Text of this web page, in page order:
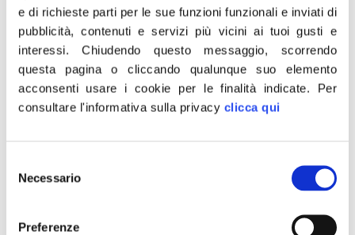
e di richieste parti per le sue funzioni funzionali e inviati di
pubblicità, contenuti e servizi più vicini ai tuoi gusti e
interessi.Chiudendo questo messaggio, scorrendo
questa pagina o cliccando qualunque suo elemento
acconsenti usare i cookie per le finalità indicate. Per
consultare l'informativa sulla privacy clicca qui
delNecessario
Preferenze
«Seguo con apprensione l’evolversi della situazione a
Crotone, colpita stamani da un violento nubifragio.
Solidarietà alla popolazione e grazie di cuore ai Vigili del
fuoco e alla Protezione Civile, impegnati nelle operazioni
di soccorso per aiutare le persone bloccate nelle auto».